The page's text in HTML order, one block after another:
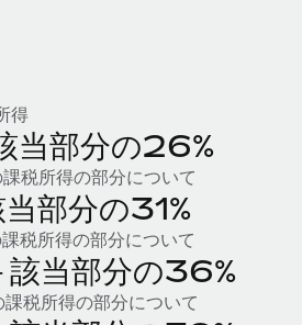
提供・管理
ーディに設立
ズに
単に管理
デート：GustoとXeroの統合お
得
部分の26%
税所得の部分について
部分の31%
税所得の部分について
当部分の36%
税所得の部分について